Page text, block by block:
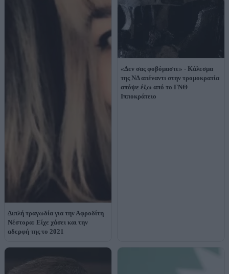
Διπλή τραγωδία για την Αφροδίτη
Νέστορα: Είχε χάσει και την
αδερφή της το 2021
«Δεν σας φοβόμαστε» - Κάλεσμα
της ΝΔ απέναντι στην τρομοκρατία
απόψε έξω από το ΓΝΘ
Ιπποκράτειο